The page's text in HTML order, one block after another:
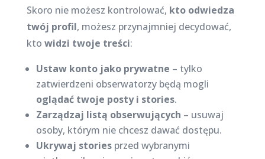
Skoro nie możesz kontrolować, kto odwiedza
twój profil, możesz przynajmniej decydować,
kto widzi twoje treści:
Ustaw konto jako prywatne – tylko
zatwierdzeni obserwatorzy będą mogli
oglądać twoje posty i stories.
Zarządzaj listą obserwujących – usuwaj
osoby, którym nie chcesz dawać dostępu.
Ukrywaj storiesprzed wybranymi